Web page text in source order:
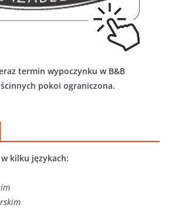
termin wypoczynku w B&B
pokoi ograniczona.
w kilku językach: